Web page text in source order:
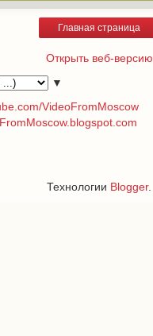
Главная страница
Открыть веб-версию
▼
VideoFromMoscow
Технологии Blogger.